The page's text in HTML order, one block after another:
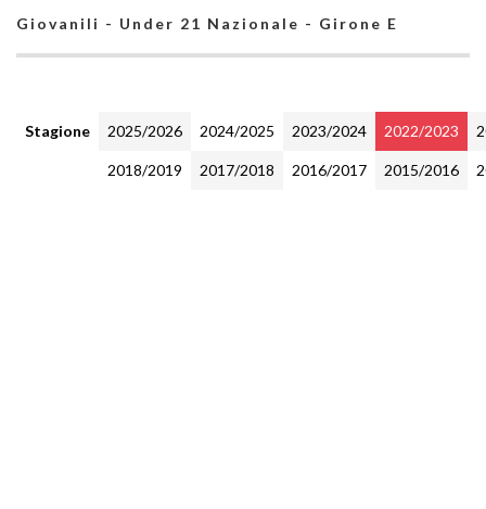
Giovanili - Under 21 Nazionale - Girone E
Stagione 2025/2026 2024/2025 2023/2024 2022/2023
2018/2019 2017/2018 2016/2017 2015/2016